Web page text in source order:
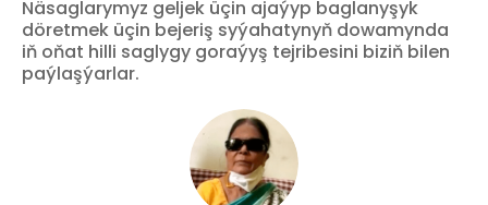
Näsaglarymyz geljek üçin ajaýyp baglanyşyk
döretmek üçin bejeriş syýahatynyň dowamynda
iň oňat hilli saglygy goraýyş tejribesini biziň bilen
paýlaşýarlar.